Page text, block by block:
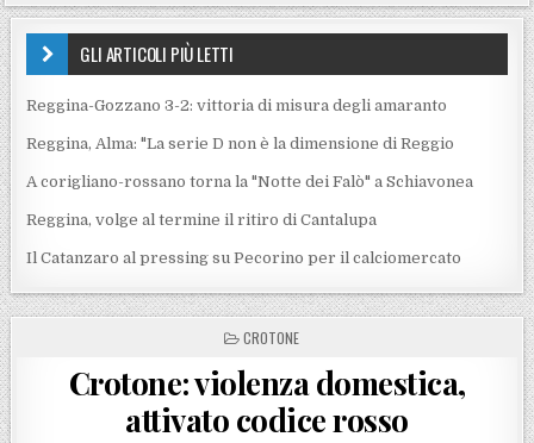
GLI ARTICOLI PIÙ LETTI
Reggina-Gozzano 3-2: vittoria di misura degli amaranto
Reggina, Alma: "La serie D non è la dimensione di Reggio
A corigliano-rossano torna la "Notte dei Falò" a Schiavonea
Reggina, volge al termine il ritiro di Cantalupa
Il Catanzaro al pressing su Pecorino per il calciomercato
POSTED IN
CROTONE
Crotone: violenza domestica,
attivato codice rosso